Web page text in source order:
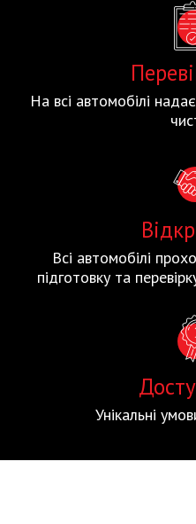
На всі автомобілі
Всі автомобілі
підготовку та
Унікальні